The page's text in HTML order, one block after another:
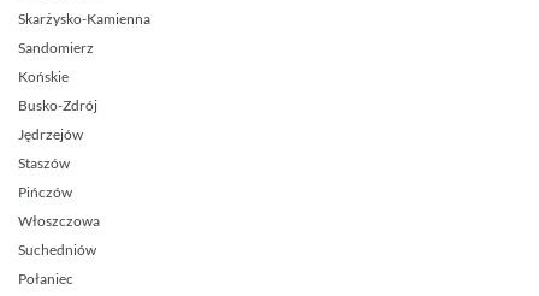
Skarżysko-Kamienna
Sandomierz
Końskie
Busko-Zdrój
Jędrzejów
Staszów
Pińczów
Włoszczowa
Suchedniów
Połaniec